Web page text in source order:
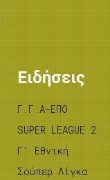
.
Ειδήσεις
Γ.Γ.Α-ΕΠΟ
SUPER LEAGUE 2
Γ’ Εθνική
Σούπερ Λίγκα